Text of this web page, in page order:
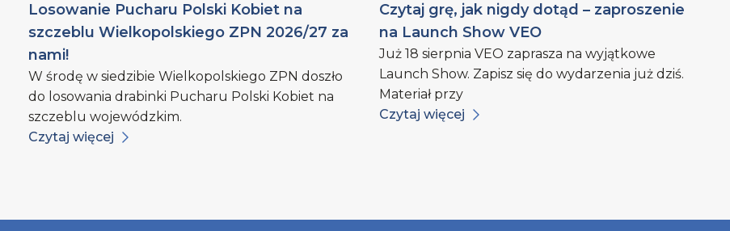
Losowanie Pucharu Polski Kobiet na
szczeblu Wielkopolskiego ZPN 2026/27 za
nami!
W środę w siedzibie Wielkopolskiego ZPN doszło
do losowania drabinki Pucharu Polski Kobiet na
szczeblu wojewódzkim.
Czytaj więcej
Czytaj grę, jak nigdy dotąd – zaproszenie
na Launch Show VEO
Już 18 sierpnia VEO zaprasza na wyjątkowe
Launch Show. Zapisz się do wydarzenia już dziś.
Materiał przy
Czytaj więcej